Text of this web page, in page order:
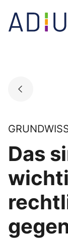
content
Go to landing
Das